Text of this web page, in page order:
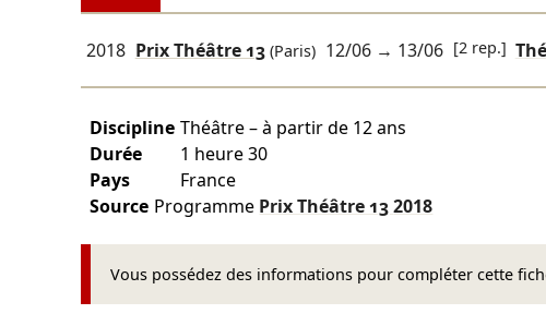
2018 Prix Théâtre 13(Paris) 12/06→ 13/06 [2 rep.]
Discipline Théâtre – à partir de 12 ans
Durée
1 heure 30
Pays
France
Source Programme Prix Théâtre 132018
Vous possédez des informations pour compléter cette